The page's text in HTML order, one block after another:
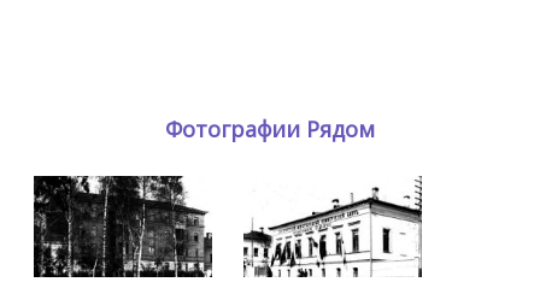
Фотографии Рядом